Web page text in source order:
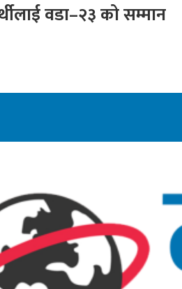
वडा–२३ को सम्मान